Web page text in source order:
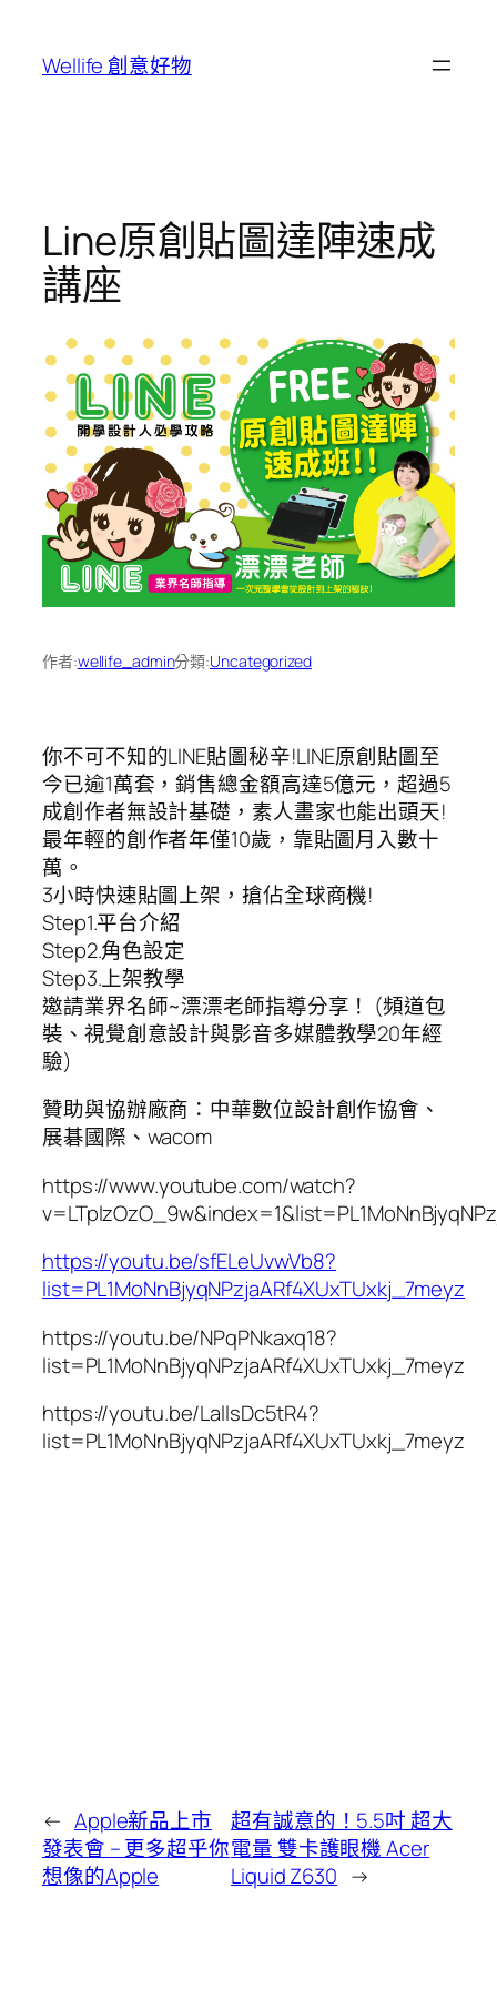
Wellife 創意好物
Line原創貼圖達陣速成
講座
作者:wellife_admin分類:Uncategorized
你不可不知的LINE貼圖秘辛!LINE原創貼圖至
今已逾1萬套，銷售總金額高達5億­元，超過5
成創作者無設計基礎，素人畫家也能出頭天!
最年輕的創作者年僅10歲，靠貼­圖月入數十
萬。
3小時快速貼圖上架，搶佔全球商機!
Step1.平台介紹
Step2.角色設定
Step3.上架教學
邀請業界名師~漂漂老師指導分享！ (頻道包
裝、視覺創意設計與影音多媒體教學20年經
驗)
贊助與協辦廠商：中華數位設計創作協會、
展碁國際、wacom
https://www.youtube.com/watch?
https://youtu.be/sfELeUvwVb8?
list=PL1MoNnBjyqNPzjaARf4XUxTUxkj_7meyz
https://youtu.be/NPqPNkaxq18?
list=PL1MoNnBjyqNPzjaARf4XUxTUxkj_7meyz
https://youtu.be/LallsDc5tR4?
list=PL1MoNnBjyqNPzjaARf4XUxTUxkj_7meyz
← Apple新品上市
發表會 – 更多超乎你
想像的Apple
超有誠意的！5.5吋 超大
電量 雙卡護眼機 Acer
Liquid Z630 →